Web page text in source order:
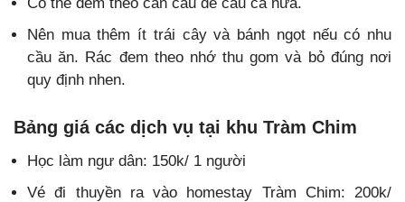
Nên mua thêm ít trái cây và bánh ngọt nếu có nhu
cầu ăn. Rác đem theo nhớ thu gom và bỏ đúng nơi
quy định nhen.
Bảng giá các dịch vụ tại khu Tràm Chim
Học làm ngư dân: 150k/ 1 người
Vé đi thuyền ra vào homestay Tràm Chim: 200k/